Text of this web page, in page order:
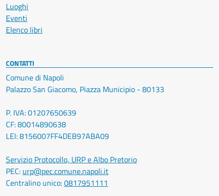
Luoghi
Eventi
Elenco libri
CONTATTI
Comune di Napoli
Palazzo San Giacomo, Piazza Municipio - 80133
P. IVA: 01207650639
CF: 80014890638
LEI: 8156007FF4DEB97ABA09
Servizio Protocollo, URP e Albo Pretorio
PEC: urp@pec.comune.napoli.it
Centralino unico:0817951111